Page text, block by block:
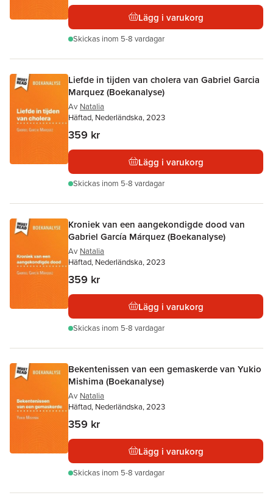
Lägg i varukorg
Skickas inom 5-8 vardagar
Liefde in tijden van cholera van Gabriel Garcia
Marquez (Boekanalyse)
Av Natalia
Häftad, Nederländska, 2023
359 kr
Lägg i varukorg
Skickas inom 5-8 vardagar
Kroniek van een aangekondigde dood van
Gabriel García Márquez (Boekanalyse)
Av Natalia
Häftad, Nederländska, 2023
359 kr
Lägg i varukorg
Skickas inom 5-8 vardagar
Bekentenissen van een gemaskerde van Yukio
Mishima (Boekanalyse)
Av Natalia
Häftad, Nederländska, 2023
359 kr
Lägg i varukorg
Skickas inom 5-8 vardagar